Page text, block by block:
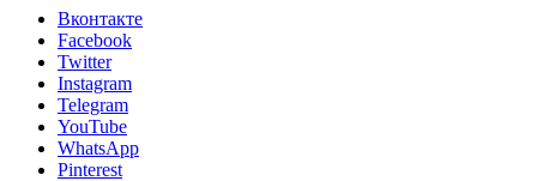
Вконтакте
Facebook
Twitter
Instagram
Telegram
YouTube
WhatsApp
Pinterest